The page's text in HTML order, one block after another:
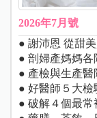
2026年7月號
● 謝沛恩 從甜
● 剖婦產媽媽各
● 產檢與生產醫
● 好醫師５大檢
● 破解４個最常